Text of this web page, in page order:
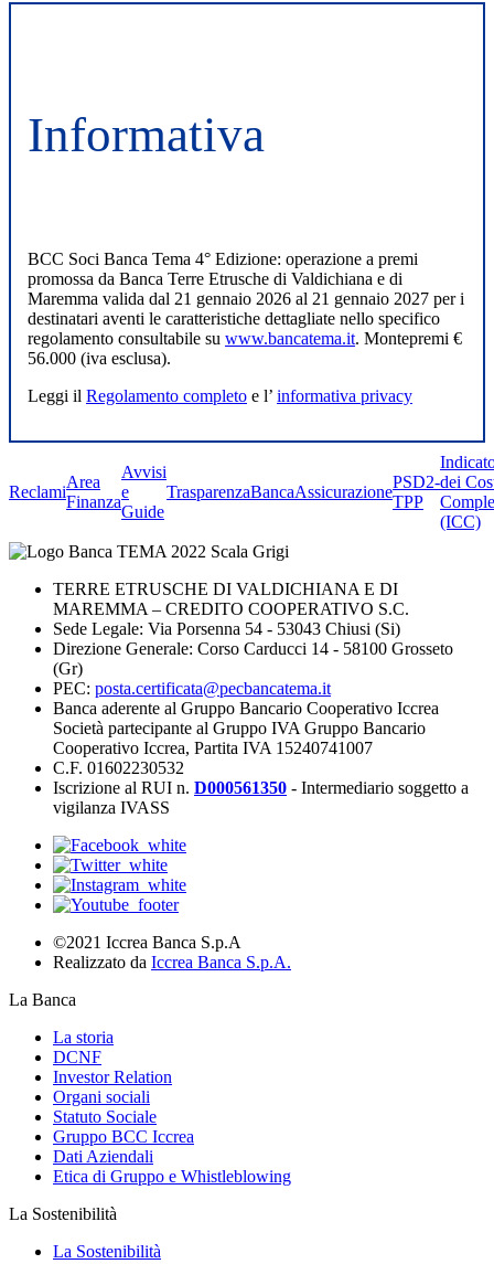
Informativa
BCC Soci Banca Tema 4° Edizione: operazione a premi
promossa da Banca Terre Etrusche di Valdichiana e di
Maremma valida dal 21 gennaio 2026 al 21 gennaio 2027 per i
destinatari aventi le caratteristiche dettagliate nello specifico
regolamento consultabile su www.bancatema.it. Montepremi €
56.000 (iva esclusa).
Leggi il Regolamento completo e l’ informativa privacy
Reclami
Area
Finanza
Avvisi
e
Guide
TrasparenzaBancaAssicurazione
PSD2-
TPP
dei
(ICC)
TERRE ETRUSCHE DI VALDICHIANA E DI
MAREMMA – CREDITO COOPERATIVO S.C.
Sede Legale: Via Porsenna 54 - 53043 Chiusi (Si)
Direzione Generale: Corso Carducci 14 - 58100 Grosseto
(Gr)
PEC: posta.certificata@pecbancatema.it
Banca aderente al Gruppo Bancario Cooperativo Iccrea
Società partecipante al Gruppo IVA Gruppo Bancario
Cooperativo Iccrea, Partita IVA 15240741007
C.F. 01602230532
Iscrizione al RUI n. D000561350 - Intermediario soggetto a
vigilanza IVASS
©2021 Iccrea Banca S.p.A
Realizzato da Iccrea Banca S.p.A.
La Banca
La storia
DCNF
Investor Relation
Organi sociali
Statuto Sociale
Gruppo BCC Iccrea
Dati Aziendali
Etica di Gruppo e Whistleblowing
La Sostenibilità
La Sostenibilità